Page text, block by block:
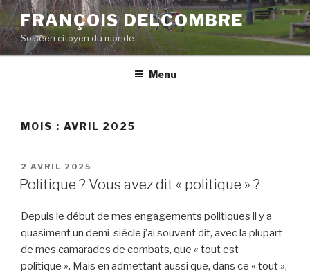
Aller
au
contenu
principal
FRANÇOIS DELCOMBRE
Soiséen citoyen du monde
Menu
MOIS : AVRIL 2025
PUBLIÉ
LE
2 AVRIL 2025
Politique ? Vous avez dit « politique » ?
Depuis le début de mes engagements politiques il y a
quasiment un demi-siècle j’ai souvent dit, avec la plupart
de mes camarades de combats, que « tout est
politique ». Mais en admettant aussi que, dans ce « tout »,